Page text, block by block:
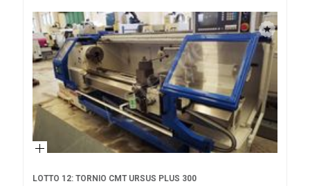
LOTTO 12: TORNIO CMT URSUS PLUS 300